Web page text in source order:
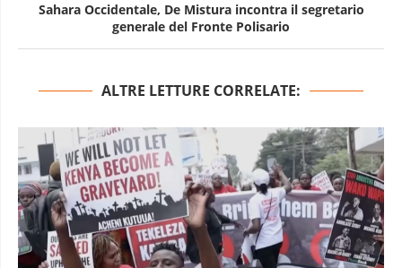
Sahara Occidentale, De Mistura incontra il segretario
generale del Fronte Polisario
ALTRE LETTURE CORRELATE: